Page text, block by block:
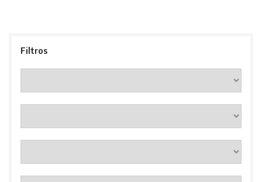
Filtros